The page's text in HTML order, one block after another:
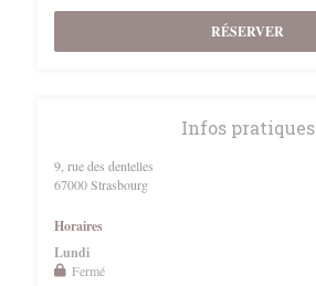
RÉSERVER
Infos pratiques
9, rue des dentelles
67000 Strasbourg((ouvre une nouvelle fenêtre))
Horaires
Lundi
Fermé